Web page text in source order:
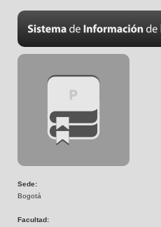
Sede:
Bogotá
Facultad: